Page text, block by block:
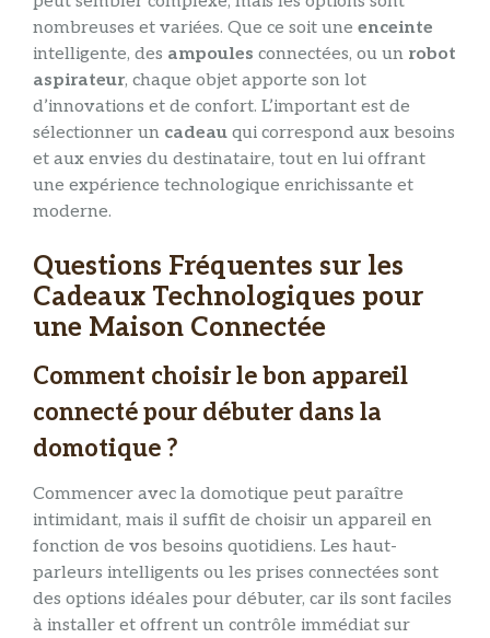
nombreuses et variées. Que ce soit une enceinte
intelligente, des ampoules connectées, ou un robot
aspirateur, chaque objet apporte son lot
d’innovations et de confort. L’important est de
sélectionner un cadeau qui correspond aux besoins
et aux envies du destinataire, tout en lui offrant
une expérience technologique enrichissante et
moderne.
Questions Fréquentes sur les
Cadeaux Technologiques pour
une Maison Connectée
Comment choisir le bon appareil
connecté pour débuter dans la
domotique ?
Commencer avec la domotique peut paraître
intimidant, mais il suffit de choisir un appareil en
fonction de vos besoins quotidiens. Les haut-
parleurs intelligents ou les prises connectées sont
des options idéales pour débuter, car ils sont faciles
à installer et offrent un contrôle immédiat sur